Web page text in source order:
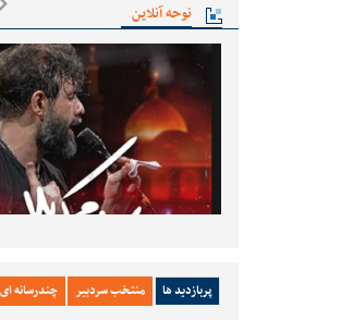
نوحه آنلاین
پربازدید ها منتخب سردبیر چندرسانه ای